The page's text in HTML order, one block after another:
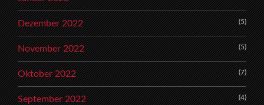
Dezember 2022 (5)
November 2022 (5)
Oktober 2022 (7)
September 2022 (4)